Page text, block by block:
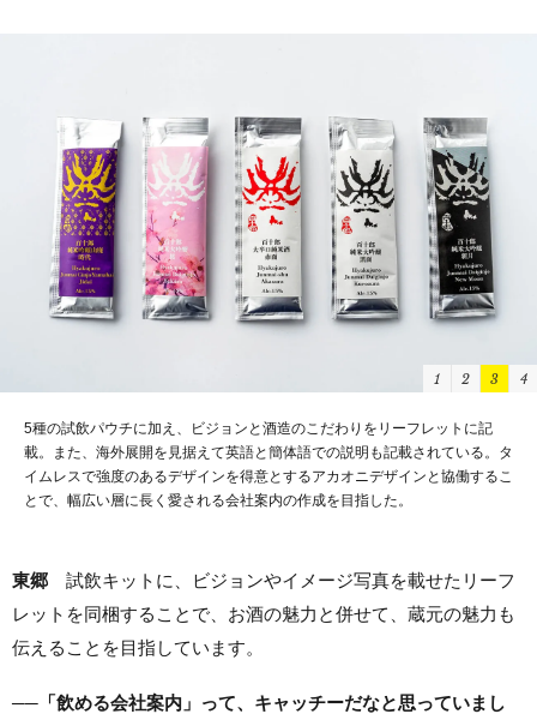
5種の試飲パウチに加え、ビジョンと酒造のこだわりをリーフレットに記
載。また、海外展開を見据えて英語と簡体語での説明も記載されている。タ
イムレスで強度のあるデザインを得意とするアカオニデザインと協働するこ
とで、幅広い層に長く愛される会社案内の作成を目指した。
1 2 3 4
東郷 試飲キットに、ビジョンやイメージ写真を載せたリーフ
レットを同梱することで、お酒の魅力と併せて、蔵元の魅力も
伝えることを目指しています。
──「飲める会社案内」って、キャッチーだなと思っていまし